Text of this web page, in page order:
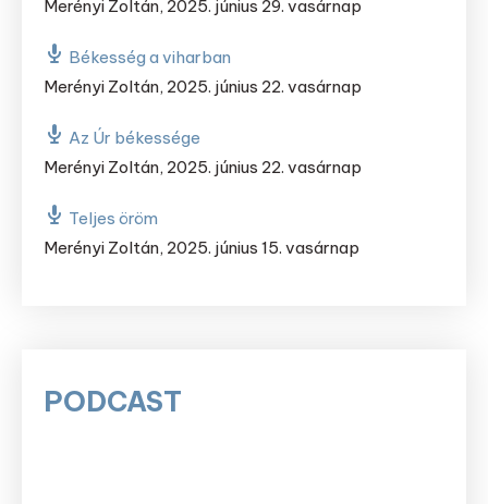
Merényi Zoltán, 2025. június 29. vasárnap
Békesség a viharban
Merényi Zoltán, 2025. június 22. vasárnap
Az Úr békessége
Merényi Zoltán, 2025. június 22. vasárnap
Teljes öröm
Merényi Zoltán, 2025. június 15. vasárnap
PODCAST